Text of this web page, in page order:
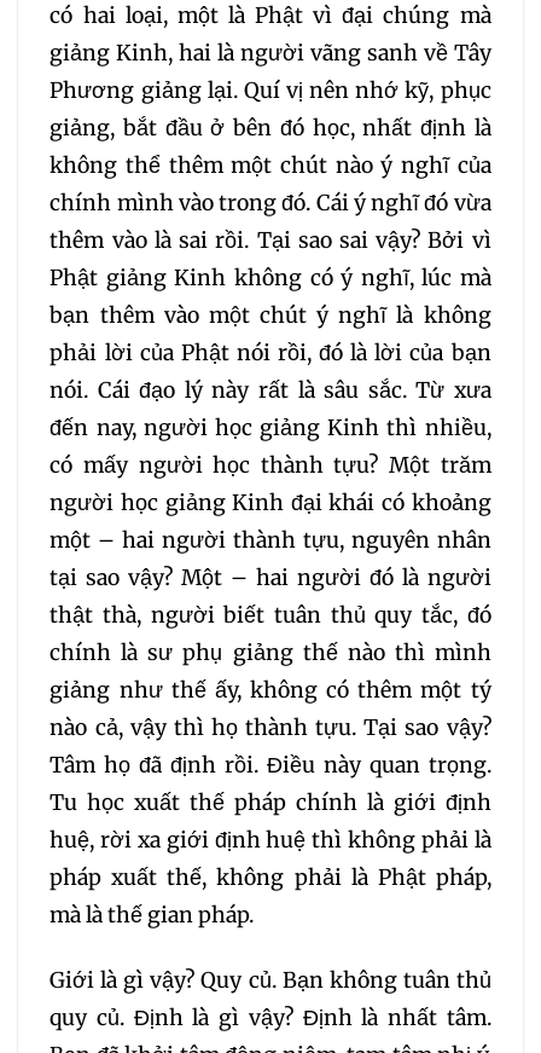
có hai loại, một là Phật vì đại chúng mà
giảng Kinh, hai là người vãng sanh về Tây
Phương giảng lại. Quí vị nên nhớ kỹ, phục
giảng, bắt đầu ở bên đó học, nhất định là
không thể thêm một chút nào ý nghĩ của
chính mình vào trong đó. Cái ý nghĩ đó vừa
thêm vào là sai rồi. Tại sao sai vậy? Bởi vì
Phật giảng Kinh không có ý nghĩ, lúc mà
bạn thêm vào một chút ý nghĩ là không
phải lời của Phật nói rồi, đó là lời của bạn
nói. Cái đạo lý này rất là sâu sắc. Từ xưa
đến nay, người học giảng Kinh thì nhiều,
có mấy người học thành tựu? Một trăm
người học giảng Kinh đại khái có khoảng
một – hai người thành tựu, nguyên nhân
tại sao vậy? Một – hai người đó là người
thật thà, người biết tuân thủ quy tắc, đó
chính là sư phụ giảng thế nào thì mình
giảng như thế ấy, không có thêm một tý
nào cả, vậy thì họ thành tựu. Tại sao vậy?
Tâm họ đã định rồi. Điều này quan trọng.
Tu học xuất thế pháp chính là giới định
huệ, rời xa giới định huệ thì không phải là
pháp xuất thế, không phải là Phật pháp,
mà là thế gian pháp.
Giới là gì vậy? Quy củ. Bạn không tuân thủ
quy củ. Định là gì vậy? Định là nhất tâm.